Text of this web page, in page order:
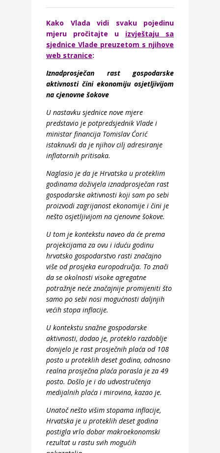
Kako Vlada vidi svaku pojedinu
mjeru pročitajte u izvještaju sa
sjednice Vlade preuzetom s njihove
web stranice:
Iznadprosječan rast gospodarske
aktivnosti čini ekonomiju osjetljivijom
na cjenovne šokove
U nastavku sjednice nove mjere
predstavio je potpredsjednik Vlade i
ministar financija Tomislav Ćorić
istaknuvši da je njihov cilj adresiranje
inflatornih pritisaka.
Naglasio je da je Hrvatska u proteklim
godinama doživjela iznadprosječan rast
gospodarske aktivnosti koji sam po sebi
proizvodi zagrijanost ekonomije i čini je
nešto osjetljivijom na cjenovne šokove.
U tom je kontekstu naveo da će prema
projekcijama za ovu i iduću godinu
hrvatsko gospodarstvo rasti značajno
više od prosjeka europodručja. To znači
da se okolnosti visoke agregatne
potražnje neće značajnije promijeniti što
samo po sebi nosi mogućnosti daljnjih
većih stopa inflacije.
U kontekstu snažne gospodarske
aktivnosti, dodao je, proteklo razdoblje
donijelo je rast prosječnih plaća od 108
posto u proteklih deset godina, odnosno
realna prosječna plaća porasla je za 49
posto. Došlo je i do udvostručenja
medijalnih plaća i mirovina, kazao je.
Unatoč nešto višim stopama inflacije,
Hrvatska je u proteklih deset godina
postigla vrlo dobar makroekonomski
rezultat u rastu svih mogućih